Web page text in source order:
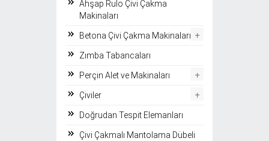
Ahşap Rulo Çivi Çakma
Makinaları
Betona Çivi Çakma Makinaları +
Zımba Tabancaları
Perçin Alet ve Makinaları +
Çiviler +
Doğrudan Tespit Elemanları
Çivi Çakmalı Mantolama Dübeli